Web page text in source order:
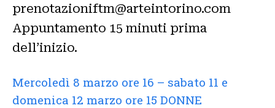
prenotazioniftm@arteintorino.com
Appuntamento 15 minuti prima
dell’inizio.
Mercoledì 8 marzo ore 16 – sabato 11 e
domenica 12 marzo ore 15 DONNE